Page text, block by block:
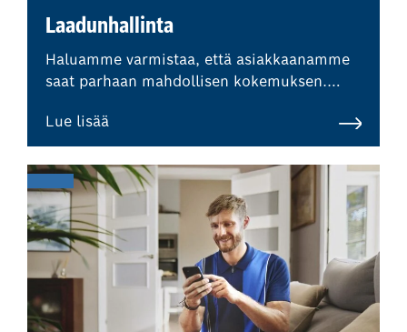
Laadunhallinta
Haluamme varmistaa, että asiakkaanamme
saat parhaan mahdollisen kokemuksen.
mikä tarkoittaa, että ulkopuoliset
asiantuntijat valvovat säännöllisesti
laatustandardejamme ja
menettelytapojamme.
Lue lisää